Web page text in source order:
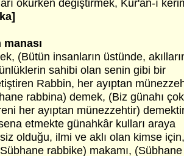
okurken değiştirmek, Kur'an-ı
manası
(Bütün insanların üstünde,
sahibi olan senin gibi bir
Rabbin, her ayıptan
rabbina) demek, (Biz günahı
her ayıptan münezzehtir)
etmekte günahkâr kulları araya
olduğu, ilmi ve aklı olan kimse
rabbike) makamı,